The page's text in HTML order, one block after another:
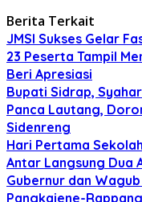
Berita Terkait
JMSI Sukses Gelar
23 Peserta Tampil
Beri Apresiasi
Bupati Sidrap,
Panca Lautang,
Sidenreng
Hari Pertama
Antar Langsung Dua
Gubernur dan
Pangkajene-